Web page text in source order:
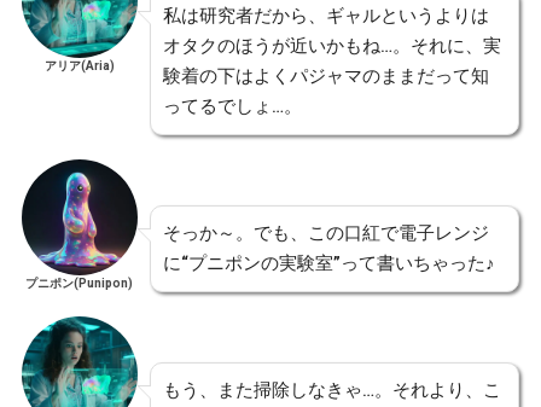
アリア(Aria)
私は研究者だから、ギャルというよりは
オタクのほうが近いかもね…。それに、実
験着の下はよくパジャマのままだって知
ってるでしょ…。
プニポン(Punipon)
そっか～。でも、この口紅で電子レンジ
に“プニポンの実験室”って書いちゃった♪
もう、また掃除しなきゃ…。それより、こ